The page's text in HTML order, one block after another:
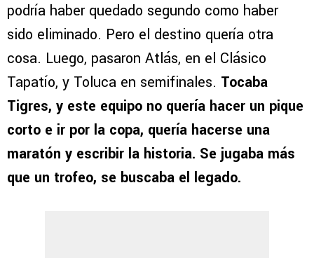
podría haber quedado segundo como haber
sido eliminado. Pero el destino quería otra
cosa. Luego, pasaron Atlás, en el Clásico
Tapatío, y Toluca en semifinales. Tocaba
Tigres, y este equipo no quería hacer un pique
corto e ir por la copa, quería hacerse una
maratón y escribir la historia. Se jugaba más
que un trofeo, se buscaba el legado.